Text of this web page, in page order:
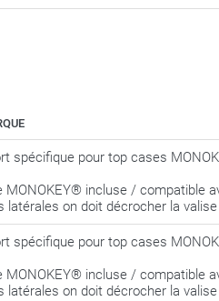
spécifique pour top cases
MONOKEY® incluse / compatible
latérales on doit décrocher la
spécifique pour top cases
MONOKEY® incluse / compatible
latérales on doit décrocher la